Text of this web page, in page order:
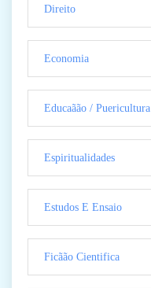
Direito
Economia
Educaãão / Puericultura
Espiritualidades
Estudos E Ensaio
Ficãão Cientifica